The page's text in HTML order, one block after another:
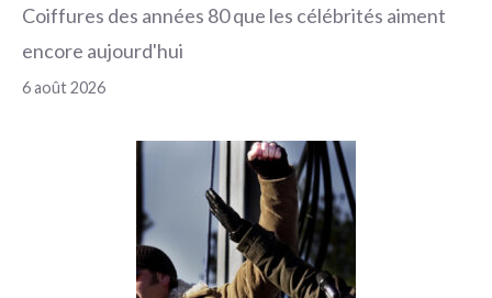
Coiffures des années 80 que les célébrités aiment
encore aujourd'hui
6 août 2026